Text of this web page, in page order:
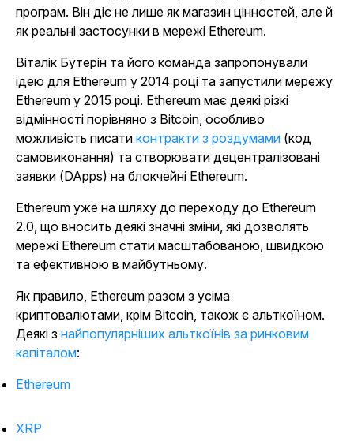
програм. Він діє не лише як магазин цінностей, але й
як реальні застосунки в мережі Ethereum.
Віталік Бутерін та його команда запропонували
ідею для Ethereum у 2014 році та запустили мережу
Ethereum у 2015 році. Ethereum має деякі різкі
відмінності порівняно з Bitcoin, особливо
можливість писати контракти з роздумами (код
самовиконання) та створювати децентралізовані
заявки (DApps) на блокчейні Ethereum.
Ethereum уже на шляху до переходу до Ethereum
2.0, що вносить деякі значні зміни, які дозволять
мережі Ethereum стати масштабованою, швидкою
та ефективною в майбутньому.
Як правило, Ethereum разом з усіма
криптовалютами, крім Bitcoin, також є альткоїном.
Деякі з найпопулярніших альткоїнів за ринковим
капіталом:
Ethereum
XRP